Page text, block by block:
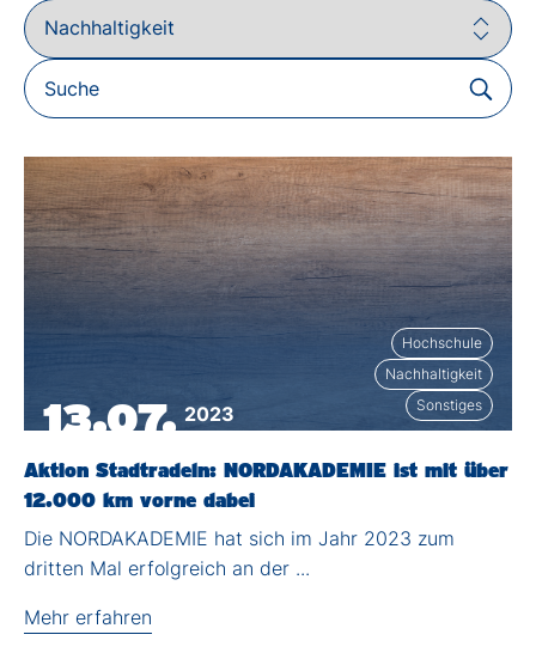
13.07. 2023
Hochschule
Nachhaltigkeit
Sonstiges
Aktion Stadtradeln: NORDAKADEMIE ist mit über
12.000 km vorne dabei
Die NORDAKADEMIE hat sich im Jahr 2023 zum
dritten Mal erfolgreich an der ...
Mehr erfahren